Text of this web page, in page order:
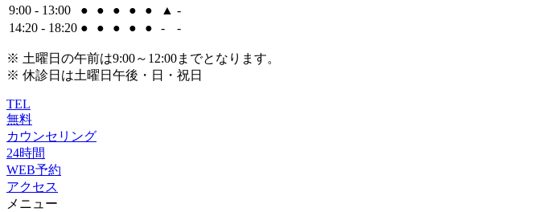
9:00 - 13:00
● ● ● ● ● ▲ -
14:20 - 18:20 ● ● ● ● ● - -
※ 土曜日の午前は9:00～12:00までとなります。
※ 休診日は土曜日午後・日・祝日
TEL
無料
カウンセリング
24時間
WEB予約
アクセス
メニュー